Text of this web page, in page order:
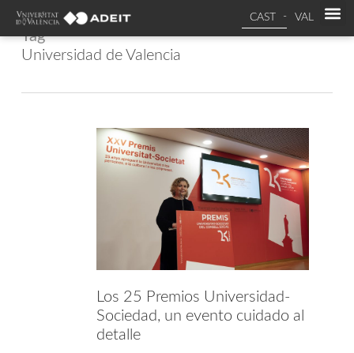
CAST VAL
Tag
Universidad de Valencia
Los 25 Premios Universidad-
Sociedad, un evento cuidado al
detalle